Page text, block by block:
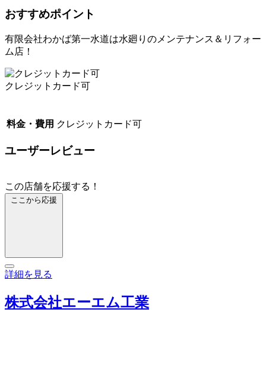
おすすめポイント
有限会社わかば第一水道は水廻りのメンテナンス＆リフォー
ム店！
クレジットカード可
料金・費用 クレジットカード可
ユーザーレビュー
この店舗を応援する！
ここから応援
詳細を見る
株式会社エーエム工業